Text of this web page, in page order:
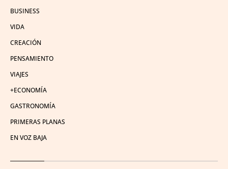
BUSINESS
VIDA
CREACIÓN
PENSAMIENTO
VIAJES
+ECONOMÍA
GASTRONOMÍA
PRIMERAS PLANAS
EN VOZ BAJA